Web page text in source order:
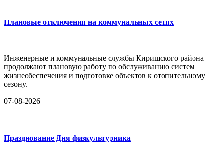
Плановые отключения на коммунальных сетях
Инженерные и коммунальные службы Киришского района
продолжают плановую работу по обслуживанию систем
жизнеобеспечения и подготовке объектов к отопительному
сезону.
07-08-2026
Празднование Дня физкультурника